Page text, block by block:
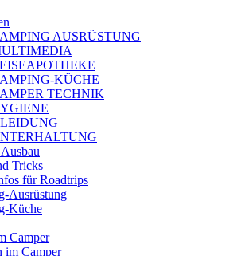
AUSRÜSTUNG
KÜCHE
TECHNIK
Tricks
für Roadtrips
Ausrüstung
Küche
Camper
im Camper